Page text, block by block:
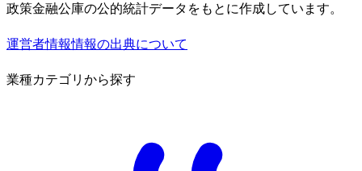
政策金融公庫の公的統計データをもとに作成しています。
運営者情報情報の出典について
業種カテゴリから探す